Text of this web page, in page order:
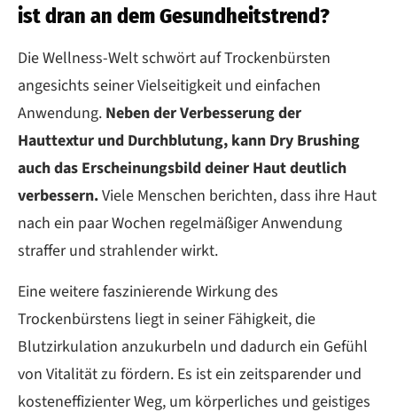
ist dran an dem Gesundheitstrend?
Die Wellness-Welt schwört auf Trockenbürsten
angesichts seiner Vielseitigkeit und einfachen
Anwendung. Neben der Verbesserung der
Hauttextur und Durchblutung, kann Dry Brushing
auch das Erscheinungsbild deiner Haut deutlich
verbessern.Viele Menschen berichten, dass ihre Haut
nach ein paar Wochen regelmäßiger Anwendung
straffer und strahlender wirkt.
Eine weitere faszinierende Wirkung des
Trockenbürstens liegt in seiner Fähigkeit, die
Blutzirkulation anzukurbeln und dadurch ein Gefühl
von Vitalität zu fördern. Es ist ein zeitsparender und
kosteneffizienter Weg, um körperliches und geistiges